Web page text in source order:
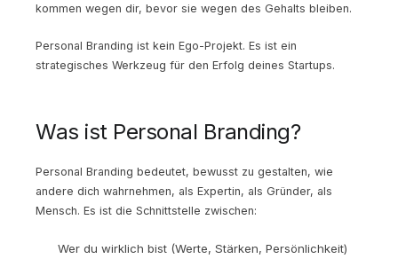
kommen wegen dir, bevor sie wegen des Gehalts bleiben.
Personal Branding ist kein Ego-Projekt. Es ist ein
strategisches Werkzeug für den Erfolg deines Startups.
Was ist Personal Branding?
Personal Branding bedeutet, bewusst zu gestalten, wie
andere dich wahrnehmen, als Expertin, als Gründer, als
Mensch. Es ist die Schnittstelle zwischen:
Wer du wirklich bist (Werte, Stärken, Persönlichkeit)